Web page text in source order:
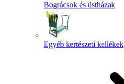
Bográcsok és üstházak
Egyéb kertészeti kellékek